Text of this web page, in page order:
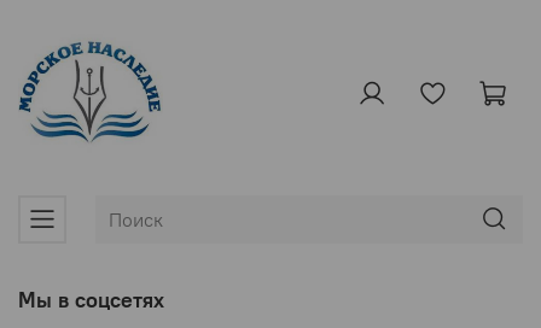
Мы в соцсетях